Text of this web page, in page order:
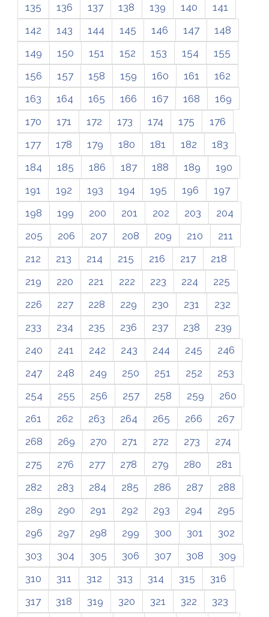
135
136 137 138 139 140
141
142
143 144 145 146 147
148
149
150 151 152 153 154
155
156
157 158 159 160 161
162
163
164 165 166 167 168
169
170
171 172 173 174 175
176
177
178 179 180 181 182
183
184
185 186 187 188 189
190
191
192 193 194 195 196
197
198
199 200 201 202 203
204
205
206 207 208 209 210
211
212
213 214 215 216 217
218
219
220 221 222 223 224
225
226
227 228 229 230 231
232
233
234 235 236 237 238
239
240
241 242 243 244 245
246
247
248 249 250 251 252
253
254
255 256 257 258 259
260
261
262 263 264 265 266
267
268
269 270 271 272 273
274
275
276 277 278 279 280
281
282
283 284 285 286 287
288
289
290 291 292 293 294
295
296
297 298 299 300 301
302
303
304 305 306 307 308
309
310
311 312 313 314 315
316
317
318 319 320 321 322
323